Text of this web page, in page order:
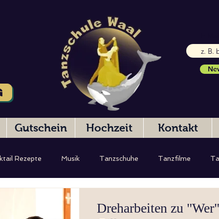
Rezepte Musik Tanzschuhe Tanzfilme
Hochzeitstanz
Dreharbeiten zu
Gutschein Hochzeit Kontakt